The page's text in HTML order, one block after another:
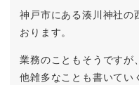
神戸市にある湊川神社の
おります。
業務のこともそうです
他雑多なことも書いてい